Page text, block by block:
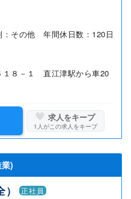
その他 年間休日数：120日
１８－１ 直江津駅から車20
求人をキープ
1 人がこの求人をキープ
)
正社員